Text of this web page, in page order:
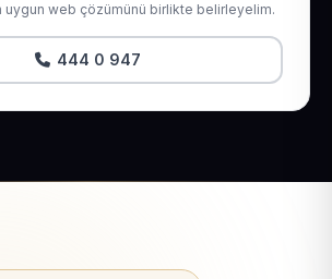
uygun web çözümünü birlikte belirleyelim.
444 0 947